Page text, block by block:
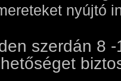
nyújtó
szerdán 8